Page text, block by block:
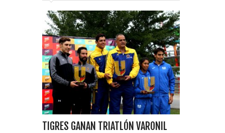
TIGRES GANAN TRIATLÓN VARONIL